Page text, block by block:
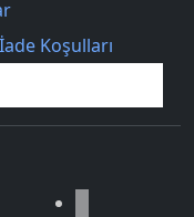
Koşulları